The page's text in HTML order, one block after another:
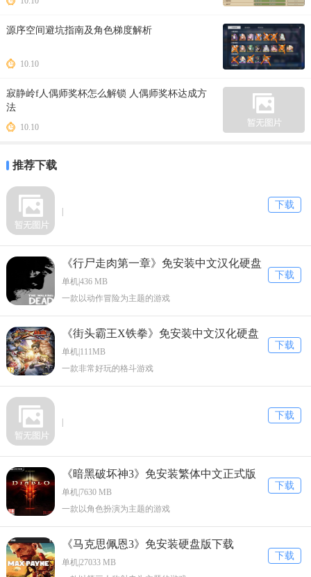
源序空间避坑指南及角色梯度解析
10.10
寂静岭f人偶师奖杯怎么解锁 人偶师奖杯达成方
法
10.10
推荐下载
下载
下载
《行尸走肉第一章》免安装中文汉化硬盘
版下载
单机|436 MB
一款以动作冒险为主题的游戏
下载
《街头霸王X铁拳》免安装中文汉化硬盘
版下载
单机|111MB
一款非常好玩的格斗游戏
下载
下载
《暗黑破坏神3》免安装繁体中文正式版
下载
单机|7630 MB
一款以角色扮演为主题的游戏
下载
《马克思佩恩3》免安装硬盘版下载
单机|27033 MB